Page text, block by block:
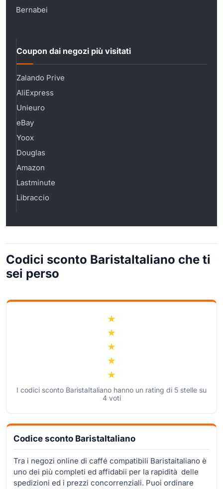
Bernabei
Coupon dai negozi più visitati
Zalando Prive
AliExpress
Unieuro
eBay
Yoox
Douglas
Amazon
Lastminute
Libraccio
Codici sconto BaristaItaliano che ti
sei perso
I codici sconto BaristaItaliano hanno un rating di 5 stelle su
4voti
Codice sconto BaristaItaliano
Tra i negozi online di caffé compatibili Baristaitaliano è
uno dei più completi ed affidabii per la rapidità delle
spedizioni ed i prezzi concorrenziali. Puoi ordinare